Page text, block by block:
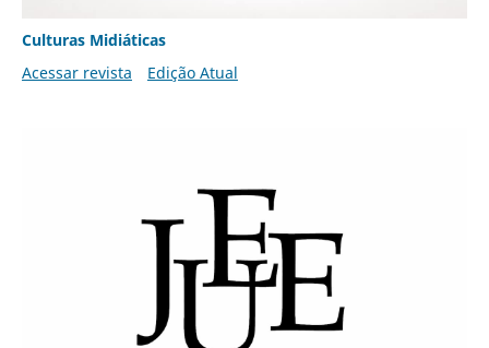
Culturas Midiáticas
Acessar revista
Edição Atual